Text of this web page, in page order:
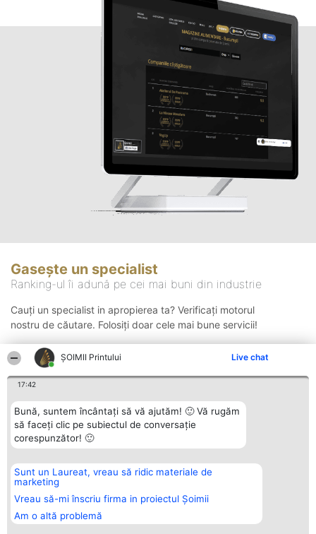
ŞOIMII Printului Live chat
17:42
Bună, suntem încântați să vă ajutăm! 🙂 Vă rugăm
să faceți clic pe subiectul de conversație
corespunzător! 🙂
Sunt un Laureat, vreau să ridic materiale de
marketing
Vreau să-mi înscriu firma in proiectul Șoimii
Am o altă problemă
Gasește un specialist
Ranking-ul îi adună pe cei mai buni din industrie
Cauți un specialist in apropierea ta? Verificați motorul
nostru de căutare. Folosiți doar cele mai bune servicii!
Organizator Ranking
BRIGHT SOLUTIONS BR SRL
Aleea Timisul De Sus 2 Bl. A30
Sc. A Et. 4 Ap. 13 Cod 061952
București
CUI 36737675
Plebiscyt
Lista Tuturor
Laureaților
Statut
Contact